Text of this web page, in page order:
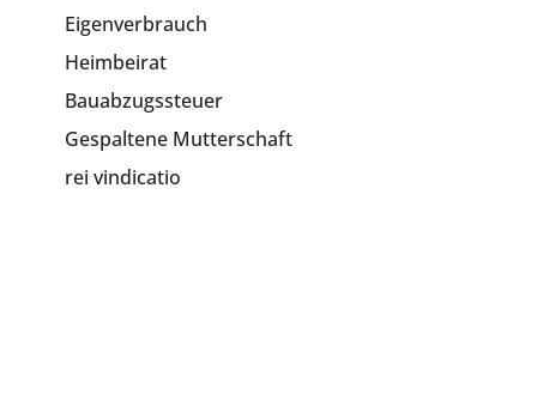
Eigenverbrauch
Heimbeirat
Bauabzugssteuer
Gespaltene Mutterschaft
rei vindicatio